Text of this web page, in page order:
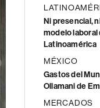
Ni presencial,
modelo laboral
Latinoamérica
MÉXICO
Gastos del
Ollamani de
MERCADOS